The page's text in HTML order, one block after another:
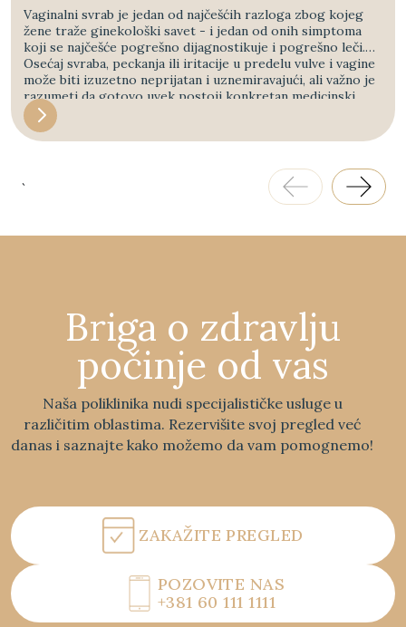
Vaginalni svrab je jedan od najčešćih razloga zbog kojeg
žene traže ginekološki savet - i jedan od onih simptoma
koji se najčešće pogrešno dijagnostikuje i pogrešno leči.
Osećaj svraba, peckanja ili iritacije u predelu vulve i vagine
može biti izuzetno neprijatan i uznemiravajući, ali važno je
razumeti da gotovo uvek postoji konkretan medicinski
uzrok koji se može otkloniti uz pravu dijagnostiku i
odgovarajuću terapiju.
`
Briga o zdravlju
počinje od vas
Naša poliklinika nudi specijalističke usluge u
različitim oblastima. Rezervišite svoj pregled već
danas i saznajte kako možemo da vam pomognemo!
ZAKAŽITE PREGLED
POZOVITE NAS
+381 60 111 1111